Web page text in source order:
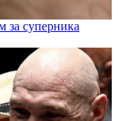
за суперника